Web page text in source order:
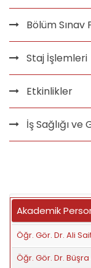
Bölüm Sınav
Staj İşlemleri
Etkinlikler
İş Sağlığı ve
Akademik
Öğr. Gör. Dr. Ali
Öğr. Gör. Dr. Büşra